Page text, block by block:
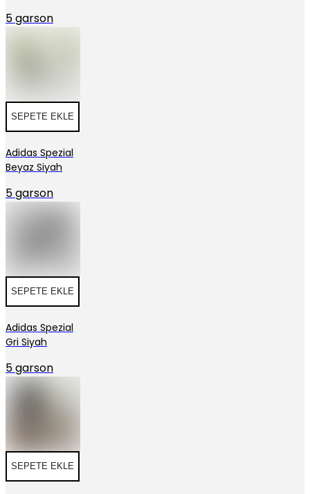
5 garson
SEPETE EKLE
Adidas Spezial
Beyaz Siyah
5 garson
SEPETE EKLE
Adidas Spezial
Gri Siyah
5 garson
SEPETE EKLE